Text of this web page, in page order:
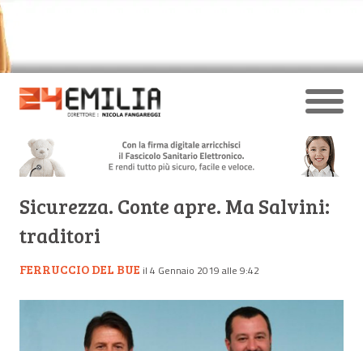
Sicurezza. Conte apre. Ma Salvini:
traditori
FERRUCCIO DEL BUE il 4 Gennaio 2019 alle 9:42